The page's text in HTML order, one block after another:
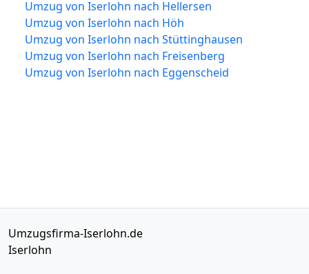
Umzug von Iserlohn nach Hellersen
Umzug von Iserlohn nach Höh
Umzug von Iserlohn nach Stüttinghausen
Umzug von Iserlohn nach Freisenberg
Umzug von Iserlohn nach Eggenscheid
Umzugsfirma-Iserlohn.de
Iserlohn